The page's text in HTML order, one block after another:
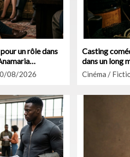
un rôle dans
08/2026
Casting
dans un long
Cinéma /